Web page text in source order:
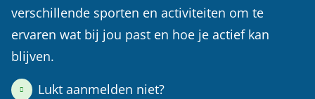
verschillende sporten en activiteiten om te
ervaren wat bij jou past en hoe je actief kan
blijven.
Lukt aanmelden niet?